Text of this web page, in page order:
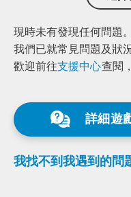
現時未有發現任何問題。
我們已就常見問題及狀
歡迎前往支⁠⁠援⁠⁠中⁠⁠心⁠查⁠閱⁠，
詳細遊
我找不到我遇到的問